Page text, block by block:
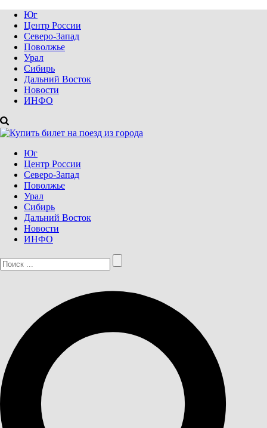
Юг
Центр России
Северо-Запад
Поволжье
Урал
Сибирь
Дальний Восток
Новости
ИНФО
Юг
Центр России
Северо-Запад
Поволжье
Урал
Сибирь
Дальний Восток
Новости
ИНФО